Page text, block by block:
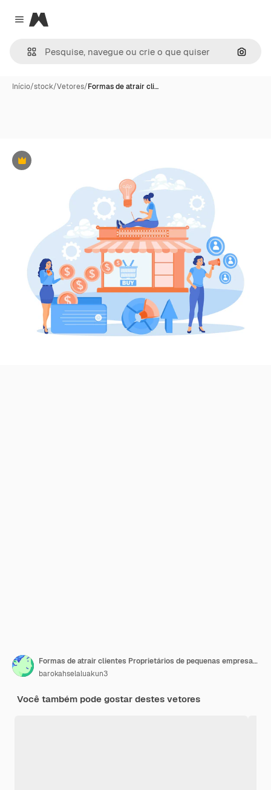
Close menu
Magnific
Início/stock/Vetores/Formas de atrair cli…
Premium
Formas de atrair clientes Proprietários de pequenas empresas dão promoções aos clientes Conceito de promoção Ilustração vetorial plana
barokahselaluakun3
Você também pode gostar destes vetores